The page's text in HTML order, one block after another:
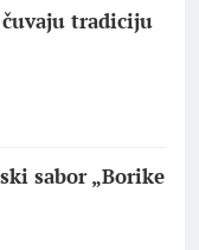
tradiciju
sabor „Borike